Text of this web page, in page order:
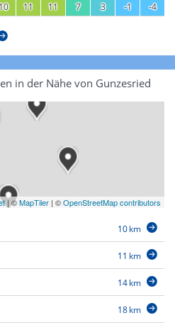
11 11 7 3 -1 -4
in der Nähe von Gunzesried
| ©MapTiler | ©OpenStreetMap contributors
10 km
11 km
14 km
18 km